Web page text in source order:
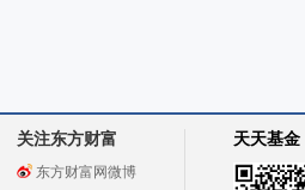
关注东方财富
东方财富网微博
天天基金